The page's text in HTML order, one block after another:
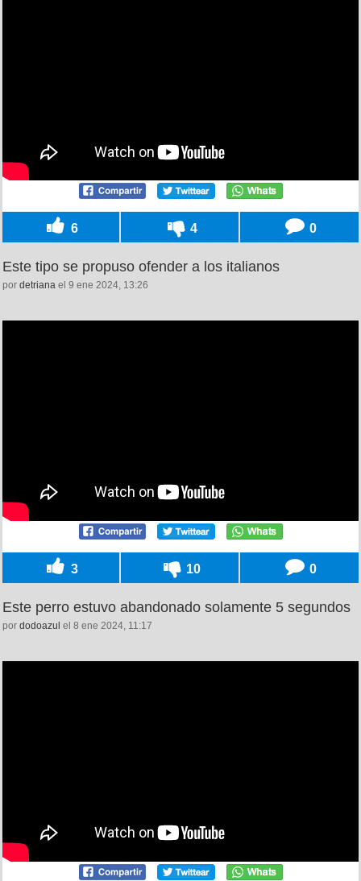
6 4 0
Este tipo se propuso ofender a los italianos
por detriana el 9 ene 2024, 13:26
3 10 0
Este perro estuvo abandonado solamente 5 segundos
por dodoazul el 8 ene 2024, 11:17